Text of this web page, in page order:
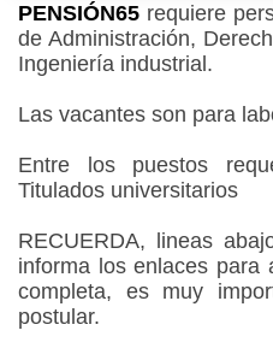
PENSIÓN65 requiere
de Administración,
Ingeniería industrial.
Las vacantes son para
Entre los puestos
Titulados universitarios
RECUERDA, lineas
informa los enlaces para
completa, es muy
postular.